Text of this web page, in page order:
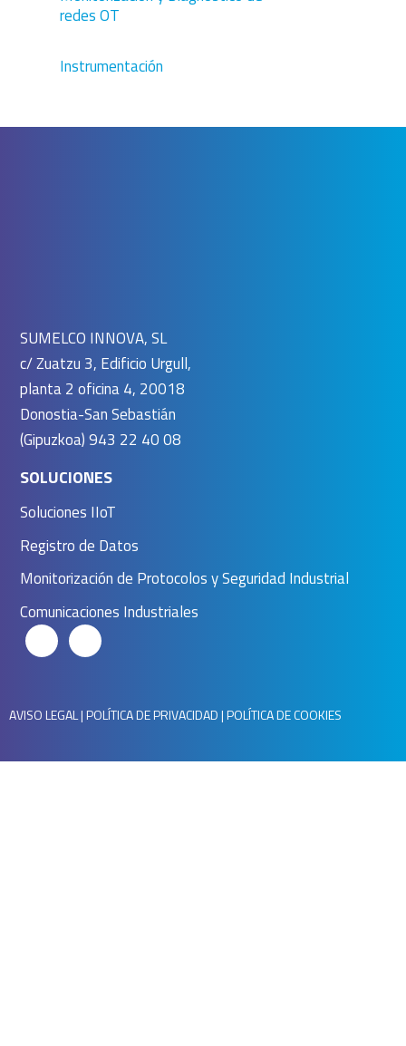
redes OT
Instrumentación
SUMELCO INNOVA, SL
c/ Zuatzu 3, Edificio Urgull,
planta 2 oficina 4, 20018
Donostia-San Sebastián
(Gipuzkoa) 943 22 40 08
SOLUCIONES
Soluciones IIoT
Registro de Datos
Monitorización de Protocolos y Seguridad Industrial
Comunicaciones Industriales
AVISO LEGAL|POLÍTICA DE PRIVACIDAD|POLÍTICA DE COOKIES